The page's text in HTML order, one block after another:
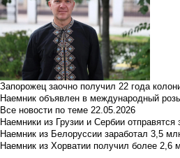
Запорожец заочно получил 22 года
Наемник объявлен в международный
Все новости по теме 22.05.2026
Наемники из Грузии и Сербии
Наемник из Белоруссии заработал 3,5
Наемник из Хорватии получил более 2,6